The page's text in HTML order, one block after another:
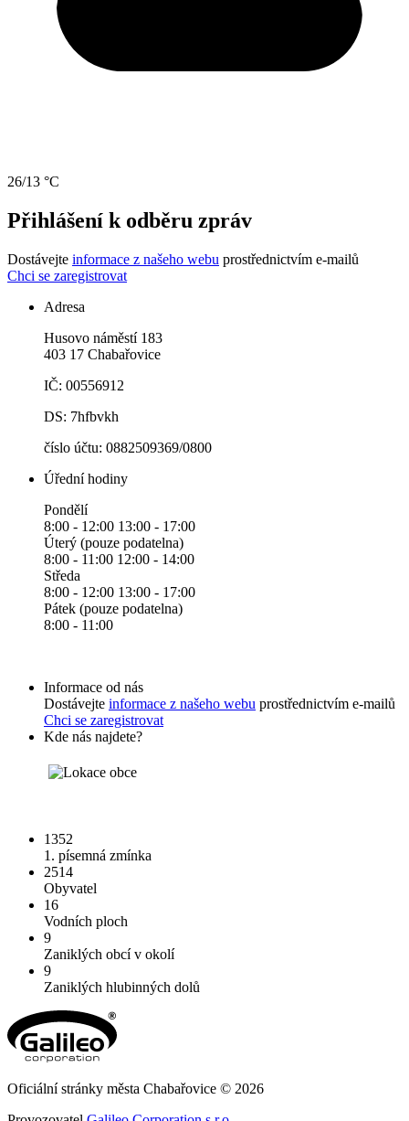
26/13 °C
Přihlášení k odběru zpráv
Dostávejte informace z našeho webu prostřednictvím e-mailů
Chci se zaregistrovat
Adresa
Husovo náměstí 183
403 17 Chabařovice
IČ: 00556912
DS: 7hfbvkh
číslo účtu: 0882509369/0800
Úřední hodiny
Pondělí
8:00 - 12:00 13:00 - 17:00
Úterý (pouze podatelna)
8:00 - 11:00 12:00 - 14:00
Středa
8:00 - 12:00 13:00 - 17:00
Pátek (pouze podatelna)
8:00 - 11:00
Informace od nás
Dostávejte informace z našeho webu prostřednictvím e-mailů
Chci se zaregistrovat
Kde nás najdete?
1352
1. písemná zmínka
2514
Obyvatel
16
Vodních ploch
9
Zaniklých obcí v okolí
9
Zaniklých hlubinných dolů
Oficiální stránky města Chabařovice © 2026